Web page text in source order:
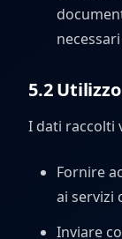
5.2
I dati raccolti
Fornire
ai servizi
Inviare